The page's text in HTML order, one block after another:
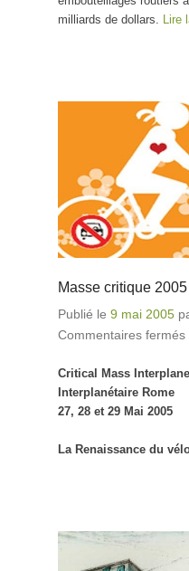
milliards de dollars.
Lire
Masse critique
Publié le 9 mai 2005
Commentaires fermés
Critical Mass
Interplanétaire Rome
27, 28 et 29 Mai 2005
La Renaissance du